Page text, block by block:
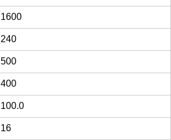
1600
240
500
400
100.0
16